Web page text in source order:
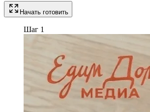
Начать готовить
Шаг 1